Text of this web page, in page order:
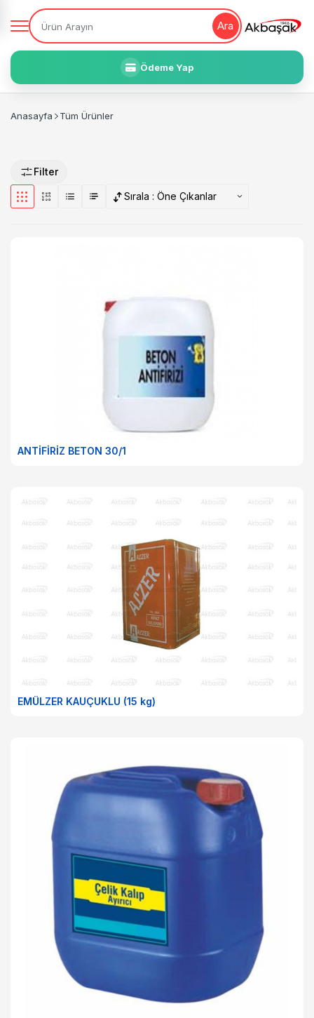
Ara
Ödeme Yap
Anasayfa Tüm Ürünler
Filter
Sırala : Öne Çıkanlar
ANTİFİRİZ BETON 30/1
EMÜLZER KAUÇUKLU (15 kg)